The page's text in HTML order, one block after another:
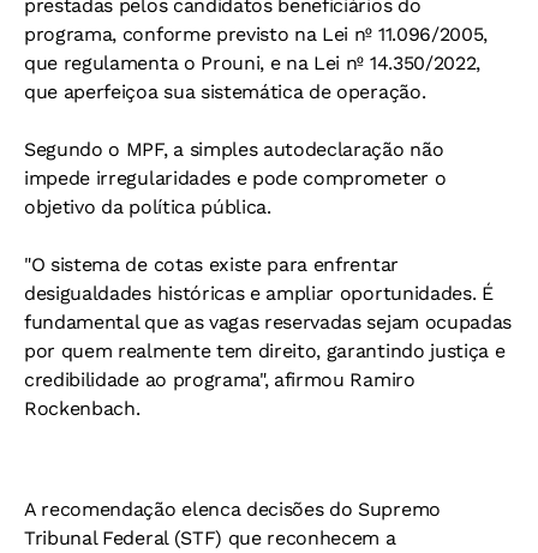
prestadas pelos candidatos beneficiários do
programa, conforme previsto na Lei nº 11.096/2005,
que regulamenta o Prouni, e na Lei nº 14.350/2022,
que aperfeiçoa sua sistemática de operação.
Segundo o MPF, a simples autodeclaração não
impede irregularidades e pode comprometer o
objetivo da política pública.
"O sistema de cotas existe para enfrentar
desigualdades históricas e ampliar oportunidades. É
fundamental que as vagas reservadas sejam ocupadas
por quem realmente tem direito, garantindo justiça e
credibilidade ao programa", afirmou Ramiro
Rockenbach.
A recomendação elenca decisões do Supremo
Tribunal Federal (STF) que reconhecem a